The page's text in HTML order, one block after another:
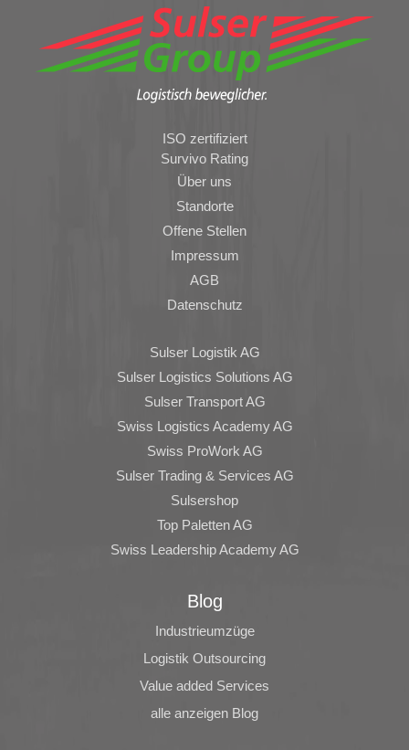
ISO zertifiziert
Survivo Rating
Über uns
Standorte
Offene Stellen
Impressum
AGB
Datenschutz
Sulser Logistik AG
Sulser Logistics Solutions AG
Sulser Transport AG
Swiss Logistics Academy AG
Swiss ProWork AG
Sulser Trading & Services AG
Sulsershop
Top Paletten AG
Swiss Leadership Academy AG
Blog
Industrieumzüge
Logistik Outsourcing
Value added Services
alle anzeigen Blog